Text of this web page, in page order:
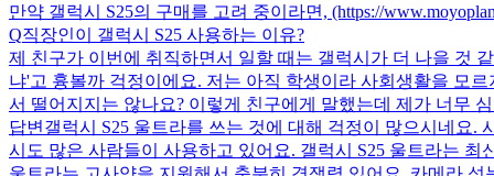
만약 갤럭시 S25의 구매를 고려 중이라면, (https://
Q직장인이 갤럭시 S25 사용하는 이유?
제 친구가 이번에 취직하면서 일할 때는 갤럭시가 더 나을 것
냐'고 흉볼까 걱정이에요. 저는 아직 학생이라 사회생활을 모
서 떨어지지는 않나요? 이렇게 친구에게 말했는데 제가 너무
답변 갤럭시 S25 울트라를 쓰는 것에 대해 걱정이 많으시네요.
시도 많은 사람들이 사용하고 있어요. 갤럭시 S25 울트라는